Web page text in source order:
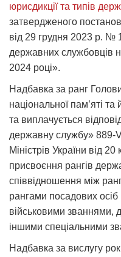
юрисдикції та типів
затвердженого
від 29 грудня 2023 р. №
державних службовців
2024 році».
Надбавка за ранг Голови
національної пам’яті та
та виплачується
державну службу» 889-
Міністрів України від
присвоєння рангів
співвідношення між
рангами посадових
військовими званнями,
іншими спеціальними
Надбавка за вислугу